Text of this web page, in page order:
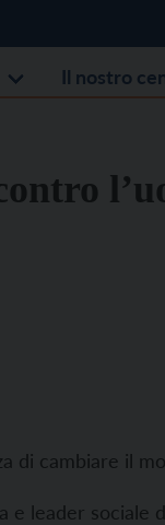
Il nostro
di cambiare il
e leader sociale